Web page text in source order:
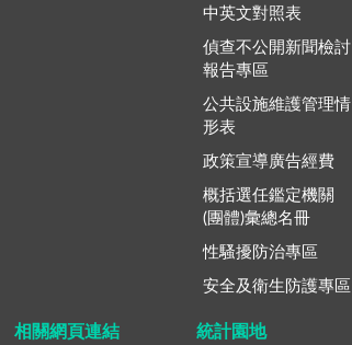
中英文對照表
偵查不公開新聞檢討
報告專區
公共設施維護管理情
形表
政策宣導廣告經費
概括選任鑑定機關
(團體)彙總名冊
性騷擾防治專區
安全及衛生防護專區
相關網頁連結 統計園地